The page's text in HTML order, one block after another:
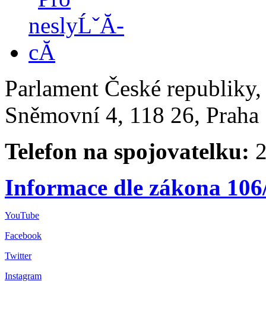
Parlament České
Sněmovní 4, 118 26,
Telefon na spojovatelku:
Informace dle zákona
YouTube
Facebook
Twitter
Instagram